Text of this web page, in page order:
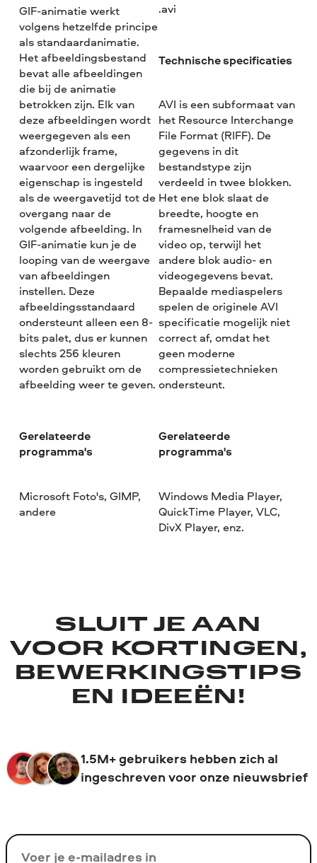
GIF-animatie werkt
volgens hetzelfde principe
als standaardanimatie.
Het afbeeldingsbestand
bevat alle afbeeldingen
die bij de animatie
betrokken zijn. Elk van
deze afbeeldingen wordt
weergegeven als een
afzonderlijk frame,
waarvoor een dergelijke
eigenschap is ingesteld
als de weergavetijd tot de
overgang naar de
volgende afbeelding. In
GIF-animatie kun je de
looping van de weergave
van afbeeldingen
instellen. Deze
afbeeldingsstandaard
ondersteunt alleen een 8-
bits palet, dus er kunnen
slechts 256 kleuren
worden gebruikt om de
afbeelding weer te geven.
Gerelateerde
programma's
Microsoft Foto's, GIMP,
andere
.avi
Technische specificaties
AVI is een subformaat van
het Resource Interchange
File Format (RIFF). De
gegevens in dit
bestandstype zijn
verdeeld in twee blokken.
Het ene blok slaat de
breedte, hoogte en
framesnelheid van de
video op, terwijl het
andere blok audio- en
videogegevens bevat.
Bepaalde mediaspelers
spelen de originele AVI
specificatie mogelijk niet
correct af, omdat het
geen moderne
compressietechnieken
ondersteunt.
Gerelateerde
programma's
Windows Media Player,
QuickTime Player, VLC,
DivX Player, enz.
SLUIT JE AAN
VOOR KORTINGEN,
BEWERKINGSTIPS
EN IDEEËN!
1.5M+ gebruikers hebben zich al
ingeschreven voor onze nieuwsbrief
Uw e-mail